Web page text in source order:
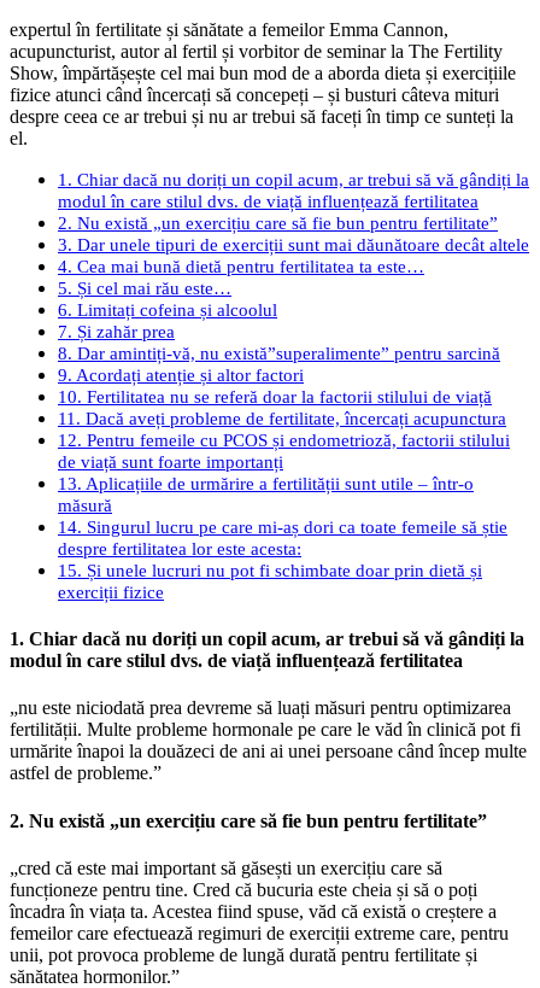
expertul în fertilitate și sănătate a femeilor Emma Cannon,
acupuncturist, autor al fertil și vorbitor de seminar la The Fertility
Show, împărtășește cel mai bun mod de a aborda dieta și exercițiile
fizice atunci când încercați să concepeți – și busturi câteva mituri
despre ceea ce ar trebui și nu ar trebui să faceți în timp ce sunteți la
el.
1. Chiar dacă nu doriți un copil acum, ar trebui să vă gândiți la
modul în care stilul dvs. de viață influențează fertilitatea
2. Nu există „un exercițiu care să fie bun pentru fertilitate”
3. Dar unele tipuri de exerciții sunt mai dăunătoare decât altele
4. Cea mai bună dietă pentru fertilitatea ta este…
5. Și cel mai rău este…
6. Limitați cofeina și alcoolul
7. Și zahăr prea
8. Dar amintiți-vă, nu există”superalimente” pentru sarcină
9. Acordați atenție și altor factori
10. Fertilitatea nu se referă doar la factorii stilului de viață
11. Dacă aveți probleme de fertilitate, încercați acupunctura
12. Pentru femeile cu PCOS și endometrioză, factorii stilului
de viață sunt foarte importanți
13. Aplicațiile de urmărire a fertilității sunt utile – într-o
măsură
14. Singurul lucru pe care mi-aș dori ca toate femeile să știe
despre fertilitatea lor este acesta:
15. Și unele lucruri nu pot fi schimbate doar prin dietă și
exerciții fizice
1. Chiar dacă nu doriți un copil acum, ar trebui să vă gândiți la
modul în care stilul dvs. de viață influențează fertilitatea
„nu este niciodată prea devreme să luați măsuri pentru optimizarea
fertilității. Multe probleme hormonale pe care le văd în clinică pot fi
urmărite înapoi la douăzeci de ani ai unei persoane când încep multe
astfel de probleme.”
2. Nu există „un exercițiu care să fie bun pentru fertilitate”
„cred că este mai important să găsești un exercițiu care să
funcționeze pentru tine. Cred că bucuria este cheia și să o poți
încadra în viața ta. Acestea fiind spuse, văd că există o creștere a
femeilor care efectuează regimuri de exerciții extreme care, pentru
unii, pot provoca probleme de lungă durată pentru fertilitate și
sănătatea hormonilor.”